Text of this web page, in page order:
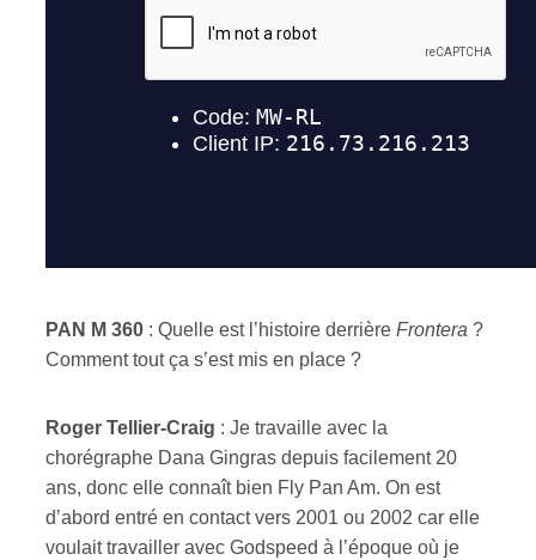
PAN M 360 : Quelle est l’histoire derrière Frontera ?
Comment tout ça s’est mis en place ?
Roger Tellier-Craig : Je travaille avec la
chorégraphe Dana Gingras depuis facilement 20
ans, donc elle connaît bien Fly Pan Am. On est
d’abord entré en contact vers 2001 ou 2002 car elle
voulait travailler avec Godspeed à l’époque où je